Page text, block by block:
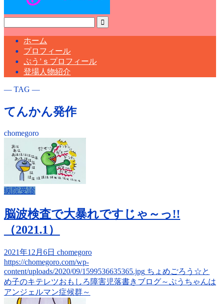
ホーム
プロフィール
ぷう’ｓプロフィール
登場人物紹介
― TAG ―
てんかん発作
chomegoro
病院受診
脳波検査で大暴れですじゃ～っ!!
（2021.1）
2021年12月6日 chomegoro
https://chomegoro.com/wp-
content/uploads/2020/09/1599536635365.jpg ちょめごろう☆と
め子のキテレツおもしろ障害児落書きブログ～ぷうちゃんは
アンジェルマン症候群～